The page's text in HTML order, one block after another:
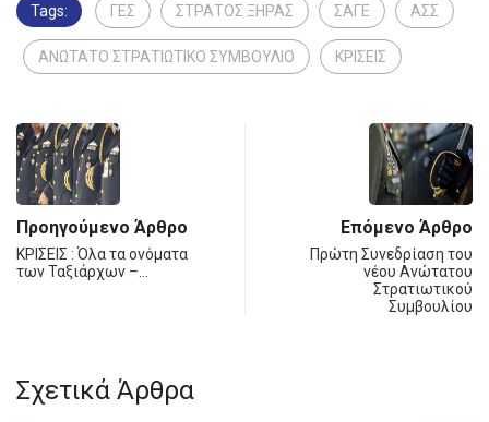
Tags: ΓΕΣ ΣΤΡΑΤΟΣ ΞΗΡΑΣ ΣΑΓΕ ΑΣΣ
ΑΝΩΤΑΤΟ ΣΤΡΑΤΙΩΤΙΚΟ ΣΥΜΒΟΥΛΙΟ ΚΡΙΣΕΙΣ
Προηγούμενο Άρθρο
ΚΡΙΣΕΙΣ : Όλα τα ονόματα
των Ταξιάρχων –…
Επόμενο Άρθρο
Πρώτη Συνεδρίαση του
νέου Ανώτατου
Στρατιωτικού
Συμβουλίου
Σχετικά Άρθρα